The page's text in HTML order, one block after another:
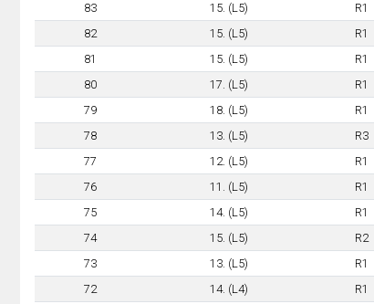
83
15. (L5) R1
82
15. (L5) R1
81
15. (L5) R1
80
17. (L5) R1
79
18. (L5) R1
78
13. (L5) R3
77
12. (L5) R1
76
11. (L5) R1
75
14. (L5) R1
74
15. (L5) R2
73
13. (L5) R1
72
14. (L4) R1